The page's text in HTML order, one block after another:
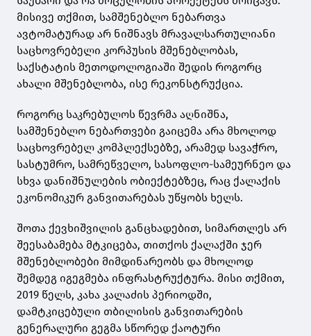
მისივე თქმით, სამშენებლო ნებართვა
ავტომატურად არ ნიშნავს მრავალსართულიანი
საცხოვრებელი კორპუსის მშენებლობას,
საქსტატის მეთოდოლოგიაში შედის როგორც
ახალი მშენებლობა, ისე რეკონსტრუქცია.
როგორც საკრებულოს წევრმა აღნიშნა,
სამშენებლო ნებართვები გაიცემა არა მხოლოდ
საცხოვრებელ კომპლექსებზე, არამედ სავაჭრო,
სასტუმრო, სამრეწველო, სასოფლო-სამეურნეო და
სხვა დანიშნულების ობიექტებზეც, რაც ქალაქის
ეკონომიკურ განვითარებას უწყობს ხელს.
შოთა ქევხიშვილის განცხადებით, სიმართლეს არ
შეესაბამება მტკიცება, თითქოს ქალაქში ჯერ
მშენებლობები მიმდინარეობს და მხოლოდ
შემდეგ იგეგმება ინფრასტრუქტურა. მისი თქმით,
2019 წელს, კახა კალაძის პერიოდში,
დამტკიცებული თბილისის განვითარების
გენერალური გეგმა სწორედ ქაოტური